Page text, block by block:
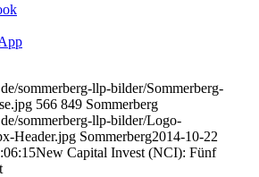
sommerberg-llp-bilder/Sommerberg-
566 849 Sommerberg
sommerberg-llp-bilder/Logo-
Header.jpg Sommerberg2014-10-22
New Capital Invest (NCI): Fünf